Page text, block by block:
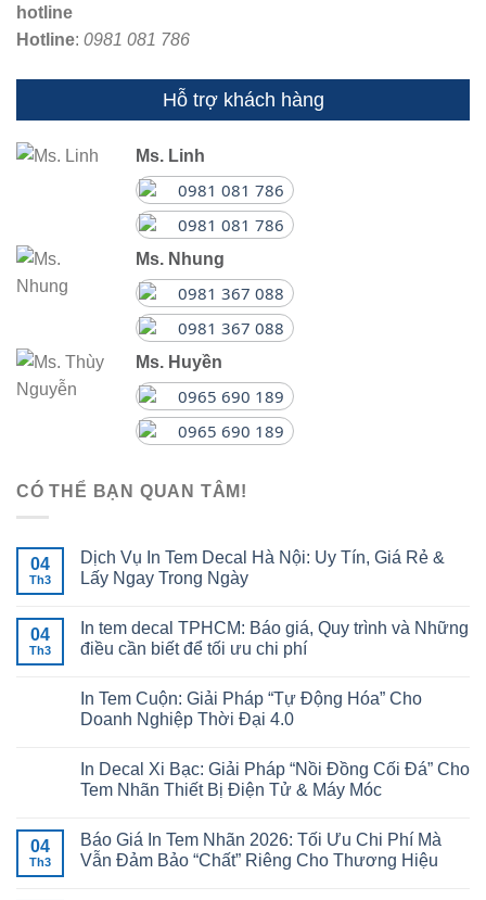
Hotline: 0981 081 786
Hỗ trợ khách hàng
Ms. Linh
0981 081 786
0981 081 786
Ms. Nhung
0981 367 088
0981 367 088
Ms. Huyền
0965 690 189
0965 690 189
CÓ THỂ BẠN QUAN TÂM!
04
Th3
Dịch Vụ In Tem Decal Hà Nội: Uy Tín, Giá Rẻ &
Lấy Ngay Trong Ngày
04
Th3
In tem decal TPHCM: Báo giá, Quy trình và Những
điều cần biết để tối ưu chi phí
In Tem Cuộn: Giải Pháp “Tự Động Hóa” Cho
Doanh Nghiệp Thời Đại 4.0
In Decal Xi Bạc: Giải Pháp “Nồi Đồng Cối Đá” Cho
Tem Nhãn Thiết Bị Điện Tử & Máy Móc
04
Th3
Báo Giá In Tem Nhãn 2026: Tối Ưu Chi Phí Mà
Vẫn Đảm Bảo “Chất” Riêng Cho Thương Hiệu